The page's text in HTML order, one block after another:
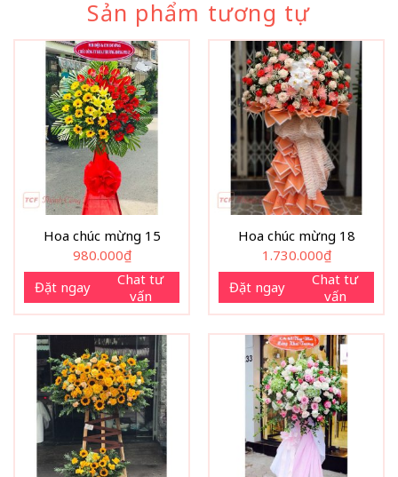
Sản phẩm tương tự
Hoa chúc mừng 15
980.000₫
Đặt ngay
Chat tư
vấn
Hoa chúc mừng 18
1.730.000₫
Đặt ngay
Chat tư
vấn